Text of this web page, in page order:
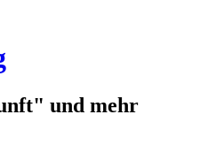
und mehr